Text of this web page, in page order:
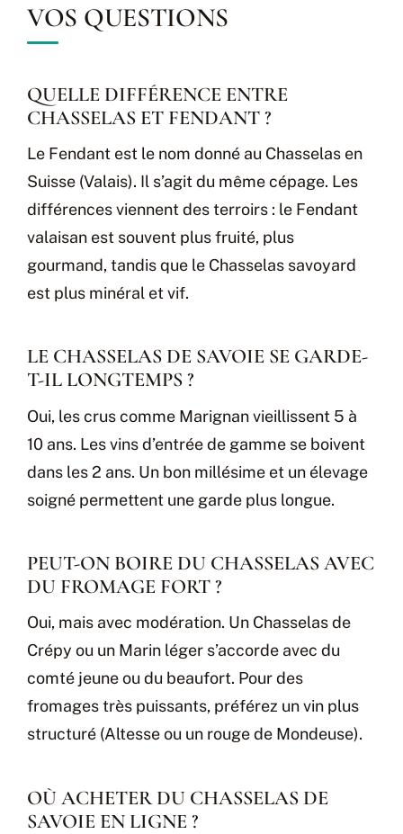
VOS QUESTIONS
QUELLE DIFFÉRENCE ENTRE
CHASSELAS ET FENDANT ?
Le Fendant est le nom donné au Chasselas en
Suisse (Valais). Il s’agit du même cépage. Les
différences viennent des terroirs : le Fendant
valaisan est souvent plus fruité, plus
gourmand, tandis que le Chasselas savoyard
est plus minéral et vif.
LE CHASSELAS DE SAVOIE SE GARDE-
T-IL LONGTEMPS ?
Oui, les crus comme Marignan vieillissent 5 à
10 ans. Les vins d’entrée de gamme se boivent
dans les 2 ans. Un bon millésime et un élevage
soigné permettent une garde plus longue.
PEUT-ON BOIRE DU CHASSELAS AVEC
DU FROMAGE FORT ?
Oui, mais avec modération. Un Chasselas de
Crépy ou un Marin léger s’accorde avec du
comté jeune ou du beaufort. Pour des
fromages très puissants, préférez un vin plus
structuré (Altesse ou un rouge de Mondeuse).
OÙ ACHETER DU CHASSELAS DE
SAVOIE EN LIGNE ?